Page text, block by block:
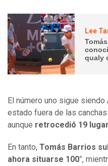
Lee
qualy
El número uno sigue siendo
estado fuera de las
aunque retrocedió 19
En tanto, Tomás Barrios
ahora situarse 100°,